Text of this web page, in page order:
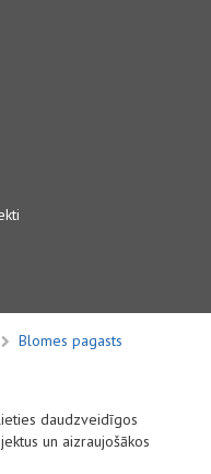
Blomes pagasts
daudzveidīgos
un aizraujošākos